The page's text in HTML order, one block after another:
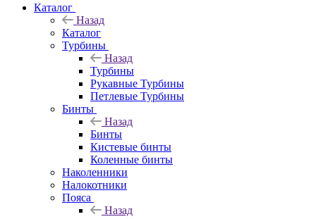
Каталог
Назад
Каталог
Турбины
Назад
Турбины
Рукавные Турбины
Петлевые Турбины
Бинты
Назад
Бинты
Кистевые бинты
Коленные бинты
Наколенники
Налокотники
Пояса
Назад